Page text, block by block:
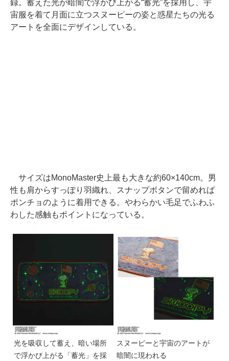
録。蓄えた光が暗闇で浮かび上がる“蓄光”を採用し、宇
宙服を着て月面に立つスヌーピーの姿と惑星たちの光る
アートを全面にデザインしている。
サイズはMonoMaster史上最も大きな約60×140cm。男
性も肩からすっぽり羽織れ、スナップボタンで留めれば
ポンチョのように着用できる。やわらかい毛足でふわふ
わした感触もポイントになっている。
光を吸収して蓄え、暗い場所
で浮かび上がる「蓄光」を採
スヌーピーと宇宙のアートが
暗闇に現われる